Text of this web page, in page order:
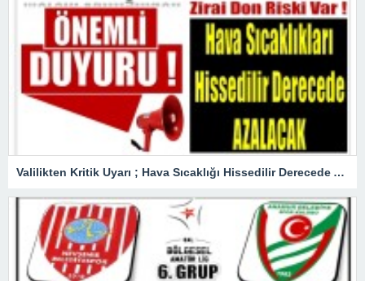
Valilikten Kritik Uyarı ; Hava Sıcaklığı Hissedilir Derecede Azalacak!